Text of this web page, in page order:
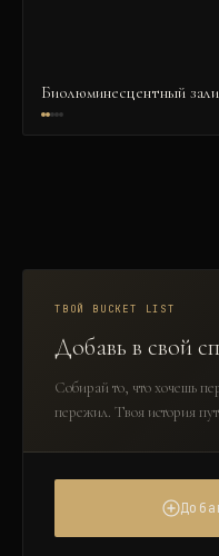
Биолюминесцентный
ТВОЙ BUCKET LIST
Добавь в свой
Собирай то, что хочешь
пережил. Твоя история